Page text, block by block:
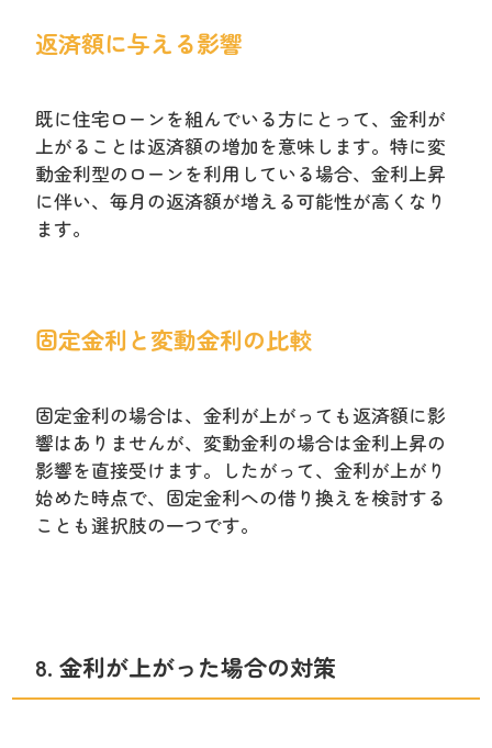
返済額に与える影響
既に住宅ローンを組んでいる方にとって、金利が
上がることは返済額の増加を意味します。特に変
動金利型のローンを利用している場合、金利上昇
に伴い、毎月の返済額が増える可能性が高くなり
ます。
固定金利と変動金利の比較
固定金利の場合は、金利が上がっても返済額に影
響はありませんが、変動金利の場合は金利上昇の
影響を直接受けます。したがって、金利が上がり
始めた時点で、固定金利への借り換えを検討する
ことも選択肢の一つです。
8. 金利が上がった場合の対策